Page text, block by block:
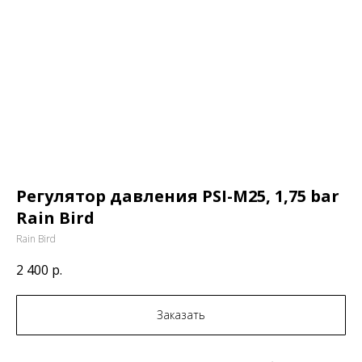
Регулятор давления PSI-M25, 1,75 bar
Rain Bird
Rain Bird
2 400 р.
Заказать